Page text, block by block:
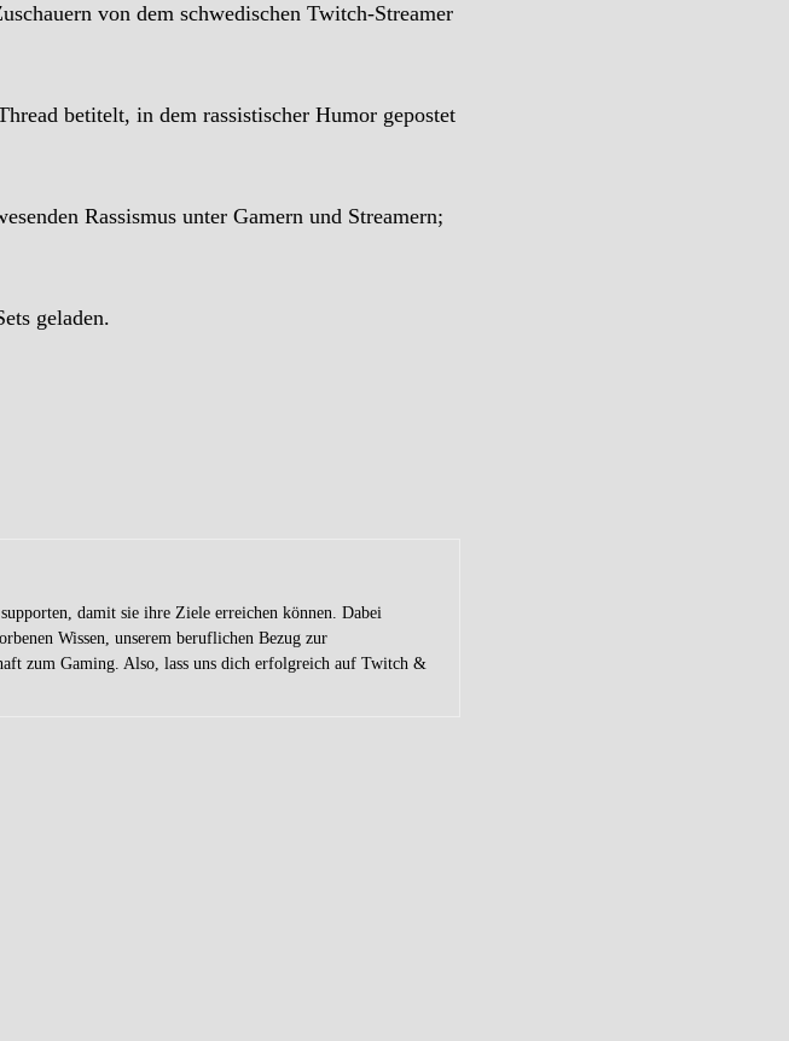
von dem schwedischen Twitch-Streamer
betitelt, in dem rassistischer Humor gepostet
Rassismus unter Gamern und Streamern;
geladen.
damit sie ihre Ziele erreichen können. Dabei
Wissen, unserem beruflichen Bezug zur
zum Gaming. Also, lass uns dich erfolgreich auf Twitch &